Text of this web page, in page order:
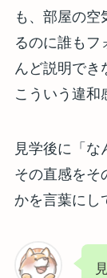
も、部屋の空
るのに誰もフ
んど説明でき
こういう違和
見学後に「な
その直感をそ
かを言葉にし